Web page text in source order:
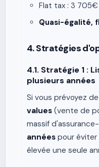
Flat tax : 3 705€
Quasi-égalité,
4. Stratégies
4.1. Stratégie 1 :
plusieurs années
Si vous prévoyez
values (vente de
massif
années pour éviter
élevée une seule